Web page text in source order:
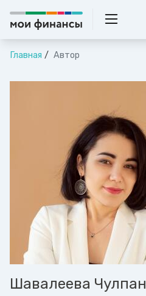
Главная Автор
Шавалеева Чулпан